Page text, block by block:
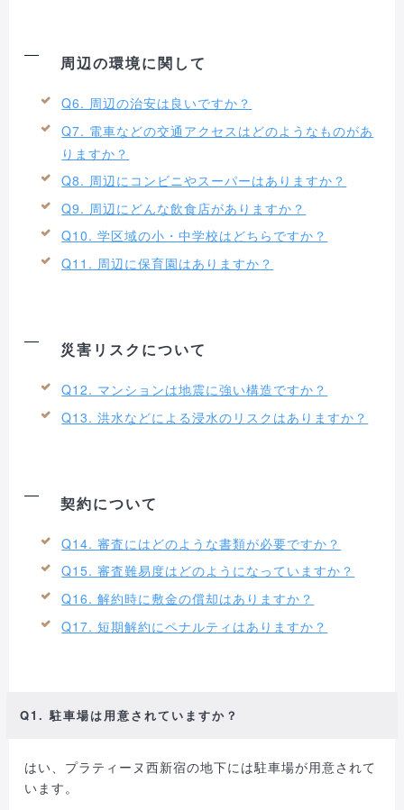
周辺の環境に関して
Q6. 周辺の治安は良いですか？
Q7. 電車などの交通アクセスはどのようなものがあ
りますか？
Q8. 周辺にコンビニやスーパーはありますか？
Q9. 周辺にどんな飲食店がありますか？
Q10. 学区域の小・中学校はどちらですか？
Q11. 周辺に保育園はありますか？
災害リスクについて
Q12. マンションは地震に強い構造ですか？
Q13. 洪水などによる浸水のリスクはありますか？
契約について
Q14. 審査にはどのような書類が必要ですか？
Q15. 審査難易度はどのようになっていますか？
Q16. 解約時に敷金の償却はありますか？
Q17. 短期解約にペナルティはありますか？
Q1. 駐車場は用意されていますか？
はい、プラティーヌ西新宿の地下には駐車場が用意されて
います。